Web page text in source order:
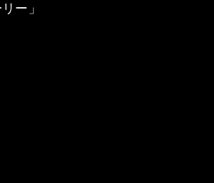
ー」